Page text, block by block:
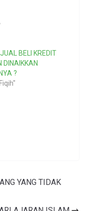
BELI KREDIT
DINAIKKAN
?
YANG TIDAK